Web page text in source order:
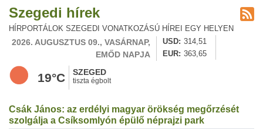
Szegedi hírek
HÍRPORTÁLOK SZEGEDI VONATKOZÁSÚ HÍREI EGY HELYEN
2026. AUGUSZTUS 09., VASÁRNAP,
EMŐD NAPJA
USD
314,51
EUR
363,65
19°C SZEGED
tiszta égbolt
Csák János: az erdélyi magyar örökség megőrzését
szolgálja a Csíksomlyón épülő néprajzi park